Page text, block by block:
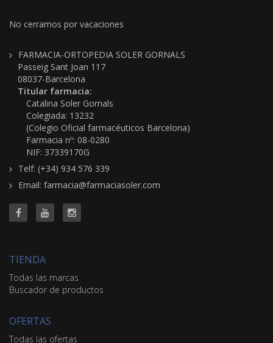
No cerramos por vacaciones
FARMACIA-ORTOPEDIA SOLER GORNALS
Passeig Sant Joan 117
08037-Barcelona
Titular farmacia:
Catalina Soler Gornals
Colegiada: 13232
(Colegio Oficial farmacéuticos Barcelona)
Farmacia nº: 08-0280
NIF: 37339170G
Telf: (+34) 934 576 339
Email: farmacia@farmaciasoler.com
TIENDA
Todas las marcas
Buscador de productos
OFERTAS
Todas las ofertas